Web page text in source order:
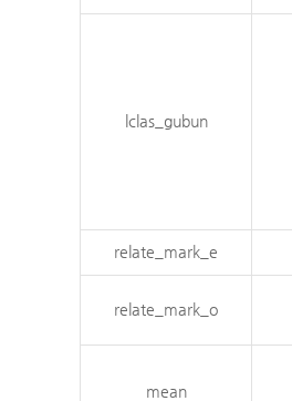
lclas_gubun
relate_mark_e
relate_mark_o
mean